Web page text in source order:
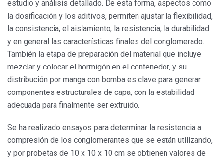
estudio y análisis detallado. De esta forma, aspectos como
la dosificación y los aditivos, permiten ajustar la flexibilidad,
la consistencia, el aislamiento, la resistencia, la durabilidad
y en general las características finales del conglomerado.
También la etapa de preparación del material que incluye
mezclar y colocar el hormigón en el contenedor, y su
distribución por manga con bomba es clave para generar
componentes estructurales de capa, con la estabilidad
adecuada para finalmente ser extruido.
Se ha realizado ensayos para determinar la resistencia a
compresión de los conglomerantes que se están utilizando,
y por probetas de 10 x 10 x 10 cm se obtienen valores de